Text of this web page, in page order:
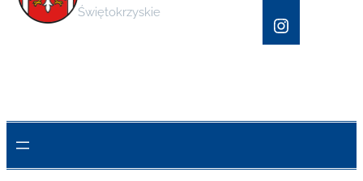
Świętokrzyskie
Instagram